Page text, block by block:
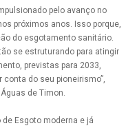
pelo avanço no
próximos anos. Isso porque,
do esgotamento sanitário.
se estruturando para atingir
previstas para 2033,
do seu pioneirismo”,
de Timon.
Esgoto moderna e já